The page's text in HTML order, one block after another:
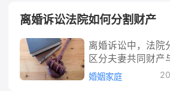
若存在共同财产，
议约定财产归属，
财产的处理。只要
思表示，内容不
三人利益，不违反
公司股权等可能被
不善清算，其财产
余部分再按股东出
解析： 1. 遗产继
括共同购买的房产
资收益，以及一方
额支出等。例如，
但登记在一方名下
都可能引发财产分
员（如夫妻、父母
后，向公证机构申
协议的真实性、合
动。简单来说，就
利益，或一方负有
患重大疾病需医治
付相关费用时，才
同财产。分割需遵
和无过错方权益原
调解或诉讼解决，
离婚诉讼法院如何分割财产
离婚诉讼中，法院
区分夫妻共同财产
法定原则（如男女
女方权益、照顾无
婚姻家庭